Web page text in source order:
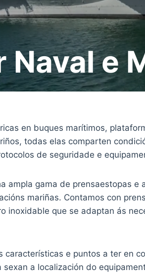
Naval e
en buques marítimos,
todas elas comparten
de seguridade e
ampla gama de prensaestopas e
mariñas. Contamos con
inoxidable que se adaptan ás
características e puntos a ter en
a localización do